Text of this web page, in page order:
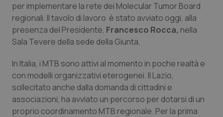
Provincia Autonoma di Bolzano
Provincia Autonoma di Trento
Puglia
Sardegna
Sicilia
Infezioni & Febbre
Ipertensione & Scompenso
Malattie rare
Malattia di Crohn & Rettocolite Ulcerosa
Neuroscienze & patologie neurodegenerative
per implementare la rete dei Molecular Tumor Board
regionali. Il tavolo di lavoro è stato avviato oggi, alla
presenza del Presidente, Francesco Rocca, nella
Sala Tevere della sede della Giunta.
In Italia, i MTB sono attivi al momento in poche realtà e
con modelli organizzativi eterogenei. Il Lazio,
sollecitato anche dalla domanda di cittadini e
associazioni, ha avviato un percorso per dotarsi di un
proprio coordinamento MTB regionale. Per la prima